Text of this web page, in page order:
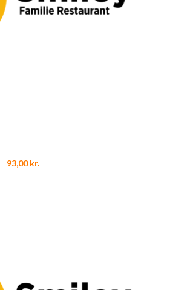
93,00kr.